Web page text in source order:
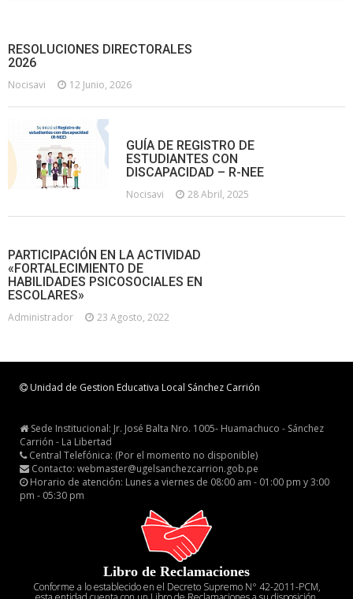
RESOLUCIONES DIRECTORALES
2026
Nocisavi 12 Junio, 2026
GUÍA DE REGISTRO DE
ESTUDIANTES CON
DISCAPACIDAD – R-NEE
Nocisavi 28 Abril, 2025
PARTICIPACIÓN EN LA ACTIVIDAD
«FORTALECIMIENTO DE
HABILIDADES PSICOSOCIALES EN
ESCOLARES»
Administrador 23 Agosto, 2022
Unidad de Gestion Educativa Local Sánchez Carrión
Sede Institucional: Jr. José Balta Nro. 1005- Huamachuco - Sánchez
Carrión - La Libertad
Central Telefónica: (Por el momento no disponible)
Contacto: webmaster@ugelsanchezcarrion.gob.pe
Horario de atención: Lunes a viernes de 08:00 am - 01:00 pm y 3:00
pm - 05:30 pm
Libro de Reclamaciones
Conforme a lo establecido en el Decreto Supremo N° 42-2011-PCM,